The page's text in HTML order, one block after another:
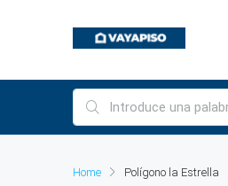
Home Polígono la Estrella